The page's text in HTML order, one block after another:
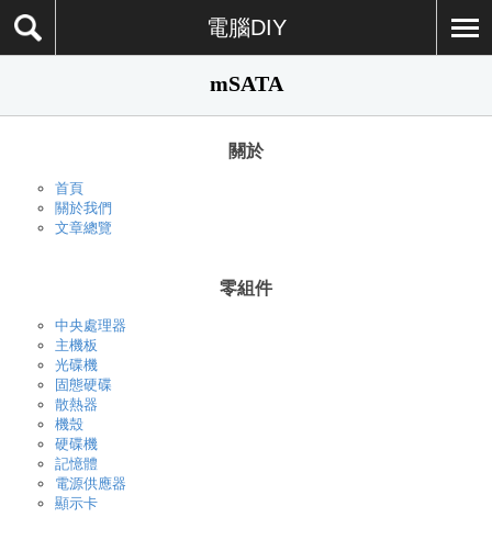
電腦DIY
mSATA
關於
首頁
關於我們
文章總覽
零組件
中央處理器
主機板
光碟機
固態硬碟
散熱器
機殼
硬碟機
記憶體
電源供應器
顯示卡